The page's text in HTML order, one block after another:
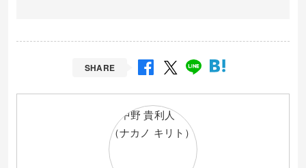
SHARE